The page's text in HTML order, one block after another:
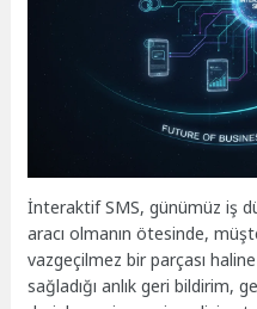
İnteraktif SMS, günümüz iş
aracı olmanın ötesinde,
vazgeçilmez bir parçası
sağladığı anlık geri bildirim,